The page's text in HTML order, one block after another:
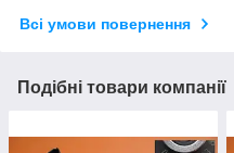
Всі умови повернення
Подібні товари компанії